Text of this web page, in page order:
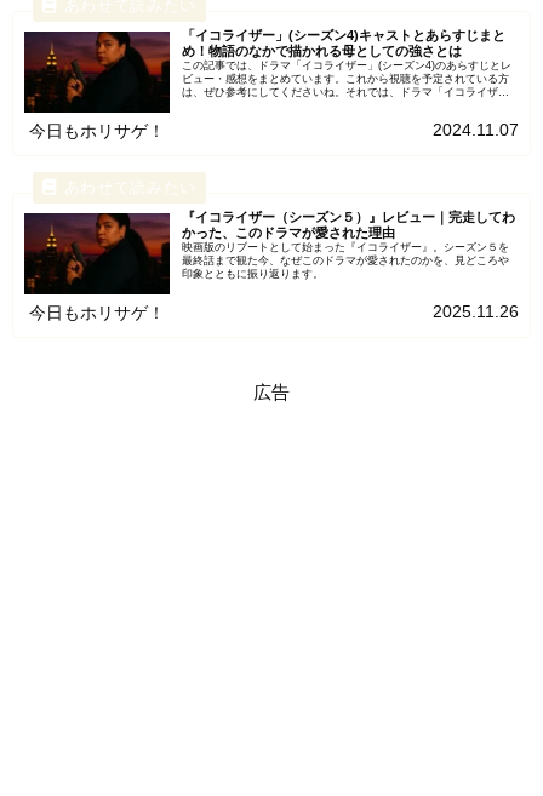
「イコライザー」(シーズン4)キャストとあらすじまと
め！物語のなかで描かれる母としての強さとは
この記事では、ドラマ「イコライザー」(シーズン4)のあらすじとレ
ビュー・感想をまとめています。これから視聴を予定されている方
は、ぜひ参考にしてくださいね。それでは、ドラマ「イコライザ
今日もホリサゲ！ 2024.11.07
『イコライザー（シーズン５）』レビュー｜完走してわ
かった、このドラマが愛された理由
映画版のリブートとして始まった『イコライザー』。シーズン５を
最終話まで観た今、なぜこのドラマが愛されたのかを、見どころや
印象とともに振り返ります。
今日もホリサゲ！ 2025.11.26
広告